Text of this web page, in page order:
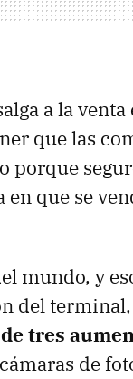
a la
que las
porque
que se
mundo, y
del
tres
de